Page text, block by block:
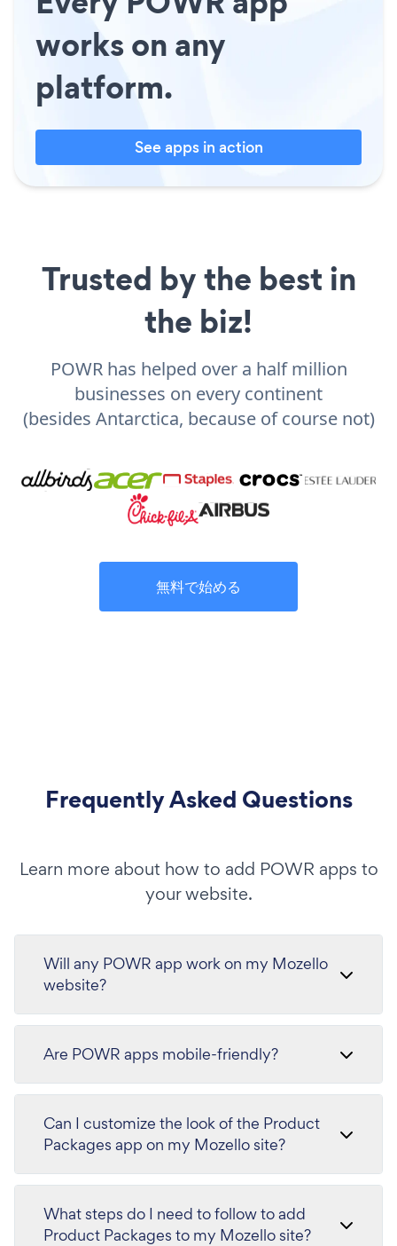
works on any
platform.
See apps in action
Trusted by the best in
the biz!
POWR has helped over a half million
businesses on every continent
(besides Antarctica, because of course not)
無料で始める
Frequently Asked Questions
Learn more about how to add POWR apps to
your website.
Will any POWR app work on my Mozello
website?
Are POWR apps mobile-friendly?
Can I customize the look of the Product
Packages app on my Mozello site?
What steps do I need to follow to add
Product Packages to my Mozello site?